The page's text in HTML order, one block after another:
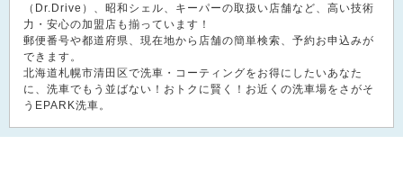
（Dr.Drive）、昭和シェル、キーパーの取扱い店舗など、高い技術
力・安心の加盟店も揃っています！
郵便番号や都道府県、現在地から店舗の簡単検索、予約お申込みが
できます。
北海道札幌市清田区で洗車・コーティングをお得にしたいあなた
に、洗車でもう並ばない！おトクに賢く！お近くの洗車場をさがそ
うEPARK洗車。